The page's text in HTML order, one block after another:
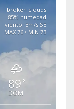
broken clouds
85% humedad
viento: 3m/s SE
MAX 76 • MIN 73
89 °
DOM